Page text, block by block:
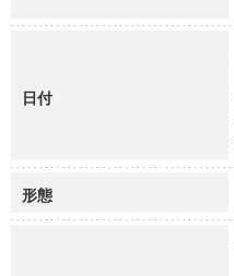
日付
形態